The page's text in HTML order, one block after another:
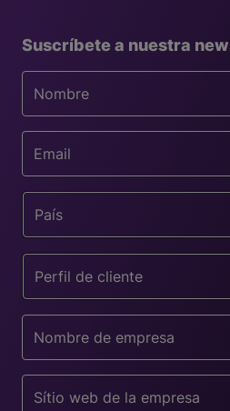
Suscríbete a nuestra
País
Perfil de cliente